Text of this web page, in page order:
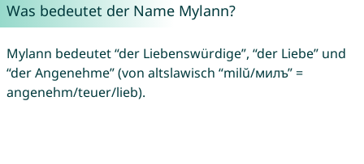
Was bedeutet der Name Mylann?
Mylann bedeutet “der Liebenswürdige”, “der Liebe” und
“der Angenehme” (von altslawisch “milŭ/милъ” =
angenehm/teuer/lieb).